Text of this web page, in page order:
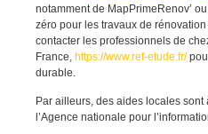
notamment de MapPrimeRenov’
zéro pour les travaux de
contacter les professionnels de
France, https://www.ref-etude.fr/
durable.
Par ailleurs, des aides locales sont
l’Agence nationale pour